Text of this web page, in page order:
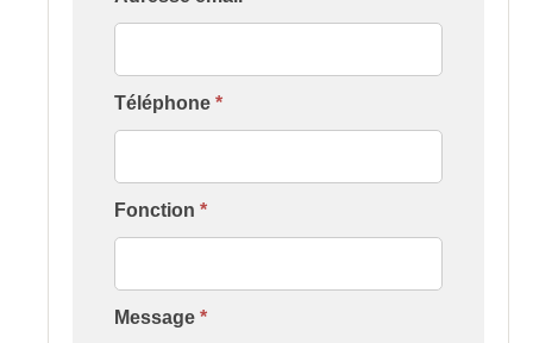
Téléphone *
Fonction *
Message *